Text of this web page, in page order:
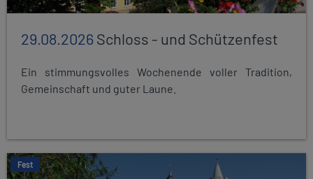
29.08.2026Schloss - und Schützenfest
Ein stimmungsvolles Wochenende voller Tradition,
Gemeinschaft und guter Laune.
Fest